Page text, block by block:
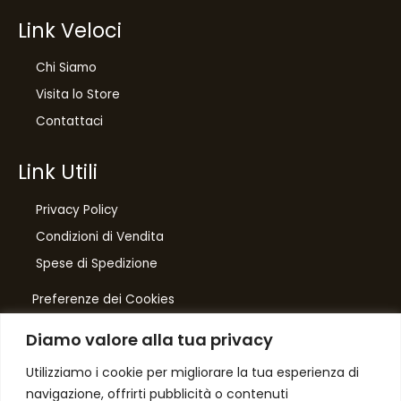
Diamo valore alla tua privacy
Utilizziamo i cookie per migliorare la tua esperienza di
navigazione, offrirti pubblicità o contenuti
Link Veloci
Chi Siamo
Visita lo Store
Contattaci
Link Utili
Privacy Policy
Condizioni di Vendita
Spese di Spedizione
Preferenze dei Cookies
Number One
di Domenico Toccacieli
Via G. Mazzini 5/C
di sconto, solo per te
Iscriviti per ricevere il tuo sconto esclusivo e
e offerte!